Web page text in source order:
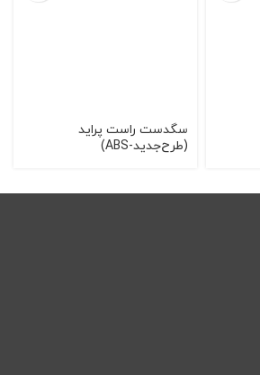
سگدست راست پرايد
(طرح‌جديد-ABS)